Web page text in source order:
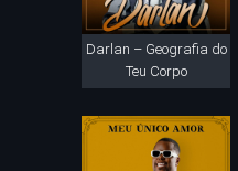
Darlan – Geografia do
Teu Corpo